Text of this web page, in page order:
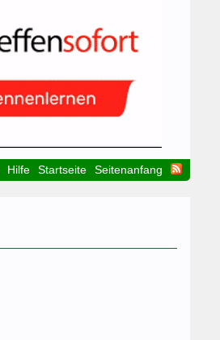
Hilfe Startseite Seitenanfang